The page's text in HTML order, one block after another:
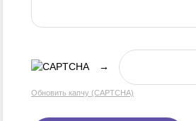
→
Обновить капчу (CAPTCHA)